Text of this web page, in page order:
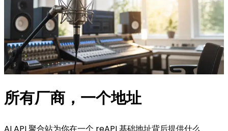
通过 reAPI 调用最新 Suno 模型生成整曲——人声、纯器乐或
全混音。给模型一个风格、一组调式、一个 BPM 与时长,人
声、编配与歌词即一并返回。版税与授权透传,把音乐能力加
进产品和加一个对话模型一样轻量。
打开音乐工作室
所有厂商，一个地址
AI API 聚合站为你在一个 reAPI 基础地址背后提供什么